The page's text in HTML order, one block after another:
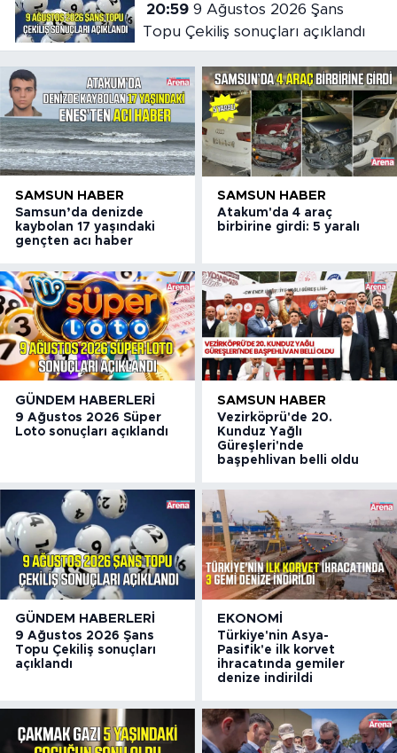
20:599 Ağustos 2026 Şans
Topu Çekiliş sonuçları açıklandı
SAMSUN HABER
Samsun’da denizde
kaybolan 17 yaşındaki
gençten acı haber
SAMSUN HABER
Atakum'da 4 araç
birbirine girdi: 5 yaralı
GÜNDEM HABERLERI
9 Ağustos 2026 Süper
Loto sonuçları açıklandı
SAMSUN HABER
Vezirköprü'de 20.
Kunduz Yağlı
Güreşleri'nde
başpehlivan belli oldu
GÜNDEM HABERLERI
9 Ağustos 2026 Şans
Topu Çekiliş sonuçları
açıklandı
EKONOMI
Türkiye'nin Asya-
Pasifik'e ilk korvet
ihracatında gemiler
denize indirildi